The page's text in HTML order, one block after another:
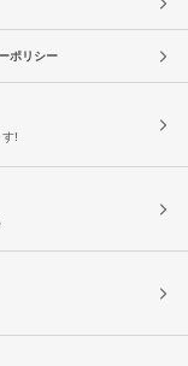
ポリシー
!